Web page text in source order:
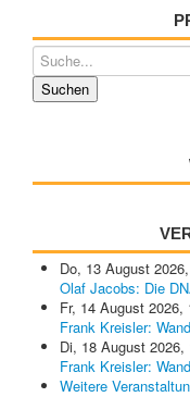
Do, 13 August 2026,
Olaf Jacobs: Die
Fr, 14 August 2026,
Frank Kreisler:
Di, 18 August 2026,
Frank Kreisler:
Weitere